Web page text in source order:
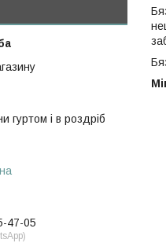
гуртом і в роздріб
47-05